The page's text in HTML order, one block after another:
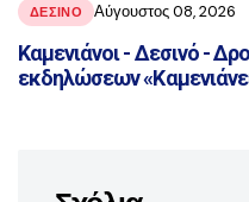
ΔΕΣΙΝΌ Αύγουστος 08, 2026
Καμενιάνοι - Δεσινό -
εκδηλώσεων